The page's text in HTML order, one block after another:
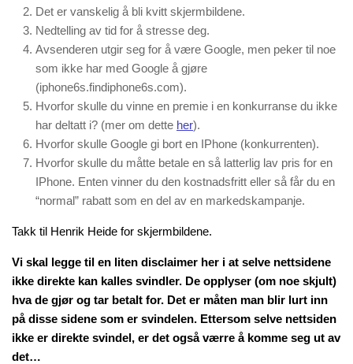
Det er vanskelig å bli kvitt skjermbildene.
Nedtelling av tid for å stresse deg.
Avsenderen utgir seg for å være Google, men peker til noe
som ikke har med Google å gjøre
(iphone6s.findiphone6s.com).
Hvorfor skulle du vinne en premie i en konkurranse du ikke
har deltatt i? (mer om dette her).
Hvorfor skulle Google gi bort en IPhone (konkurrenten).
Hvorfor skulle du måtte betale en så latterlig lav pris for en
IPhone. Enten vinner du den kostnadsfritt eller så får du en
“normal” rabatt som en del av en markedskampanje.
Takk til Henrik Heide for skjermbildene.
Vi skal legge til en liten disclaimer her i at selve nettsidene
ikke direkte kan kalles svindler. De opplyser (om noe skjult)
hva de gjør og tar betalt for. Det er måten man blir lurt inn
på disse sidene som er svindelen. Ettersom selve nettsiden
ikke er direkte svindel, er det også værre å komme seg ut av
det…